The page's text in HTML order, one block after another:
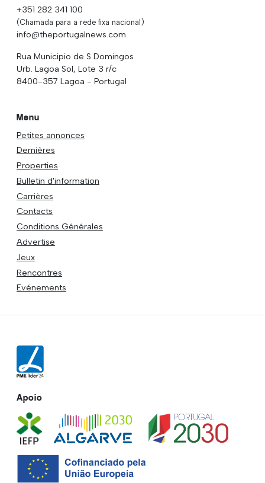
+351 282 341 100
(Chamada para a rede fixa nacional)
info@theportugalnews.com
Rua Municipio de S Domingos
Urb. Lagoa Sol, Lote 3 r/c
8400-357 Lagoa - Portugal
Menu
Petites annonces
Dernières
Properties
Bulletin d'information
Carrières
Contacts
Conditions Générales
Advertise
Jeux
Rencontres
Evénements
Apoio